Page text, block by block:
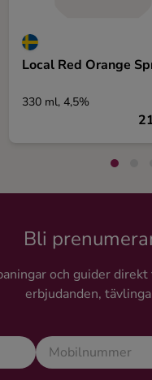
Local Red Orange
330 ml, 4,5%
Bli
och guider
erbjudanden,